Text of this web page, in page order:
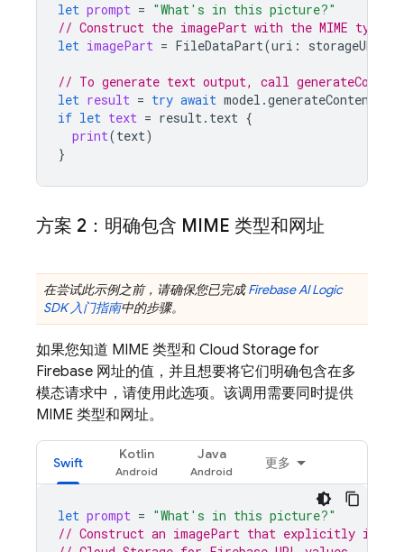
let prompt = "What's in this picture?"
// Construct the imagePart with the MIME type
let imagePart = FileDataPart(uri : storageURL
// To generate text output, call
let result = try await model .generateContent
if let text = result. text {
print(text)
}
方案 2：明确包含 MIME 类型和网址
在尝试此示例之前，请确保您已完成Firebase AI Logic
SDK 入门指南中的步骤。
如果您知道 MIME 类型和 Cloud Storage for
Firebase 网址的值，并且想要将它们明确包含在多
模态请求中，请使用此选项。该调用需要同时提供
MIME 类型和网址。
Swift
Kotlin Java
更多
let prompt = "What's in this picture?"
// Construct an imagePart that explicitly